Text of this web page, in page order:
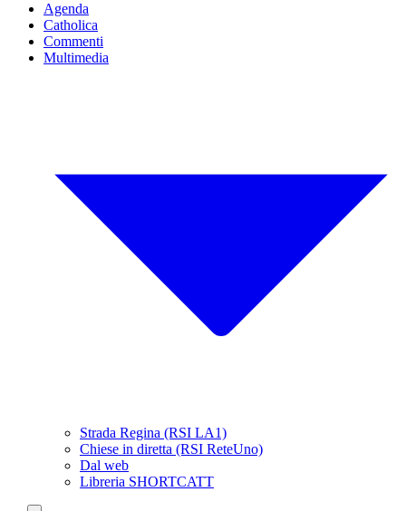
Agenda
Catholica
Commenti
Multimedia
Strada Regina (RSI LA1)
Chiese in diretta (RSI ReteUno)
Dal web
Libreria SHORTCATT